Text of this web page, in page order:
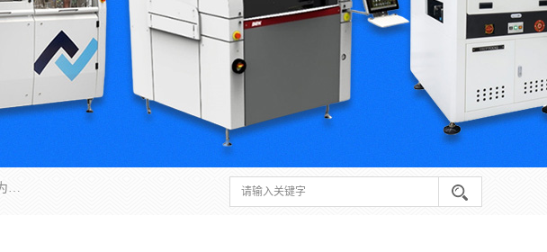
深圳市亿阳电子仪器有限公司坐落于风景秀丽的深圳市光明区，集SMT设备销售务为一体，努力为客户提供电子装配解决方案。与行业**SMT设备厂商：ASM（印刷机，锡膏检查机，贴片机），德国ERSA（爱莎）建立了稳固的代理合作关系，销售的设备一直保持**电子装配行业未来发展方向，能够满足客户各种繁杂产品的生产应用。